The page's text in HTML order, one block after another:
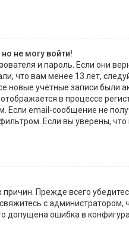
не могу войти!
и пароль. Если они
что вам менее 13 лет,
новые учётные записи были
в процессе
Если email-сообщение не
Если вы уверены,
Прежде всего
с администратором,
допущена ошибка в